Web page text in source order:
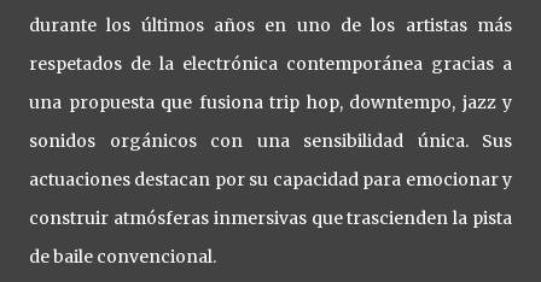
durante los últimos años en uno de los artistas más
respetados de la electrónica contemporánea gracias a
una propuesta que fusiona trip hop, downtempo, jazz y
sonidos orgánicos con una sensibilidad única. Sus
actuaciones destacan por su capacidad para emocionar y
construir atmósferas inmersivas que trascienden la pista
de baile convencional.